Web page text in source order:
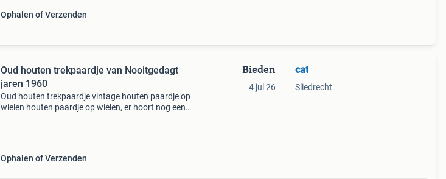
Ophalen of Verzenden
Oud houten trekpaardje van Nooitgedagt
jaren 1960
Oud houten trekpaardje vintage houten paardje op
wielen houten paardje op wielen, er hoort nog een
Ophalen of Verzenden
Bieden
4 jul 26
cat
Sliedrecht